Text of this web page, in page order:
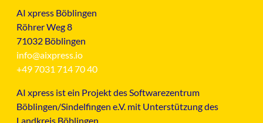
AI xpress Böblingen
Röhrer Weg 8
71032 Böblingen
info@aixpress.io
+49 7031 714 70 40
AI xpress ist ein Projekt des Softwarezentrum
Böblingen/Sindelfingen e.V. mit Unterstützung des
Landkreis Böblingen.